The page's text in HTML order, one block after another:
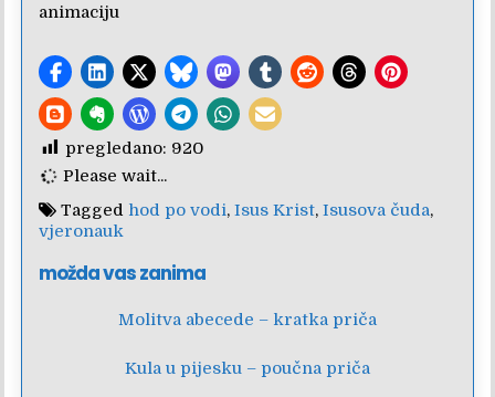
animaciju
pregledano: 920
Please wait...
Tagged hod po vodi,Isus Krist,Isusova čuda,
vjeronauk
možda vas zanima
Molitva abecede – kratka priča
Kula u pijesku – poučna priča